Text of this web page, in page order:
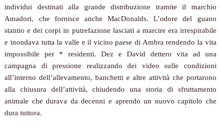
individui destinati alla grande distribuzione tramite il marchio
Amadori, che fornisce anche MacDonalds. L’odore del guano
stantio e dei corpi in putrefazione lasciati a marcire era irrespirabile
e inondava tutta la valle e il vicino paese di Ambra rendendo la vita
impossibile per * residenti. Dez e David dettero vita ad una
campagna di pressione realizzando dei video sulle condizioni
all’interno dell’allevamento, banchetti e altre attività che portarono
alla chiusura dell’attività, chiudendo una storia di sfruttamento
animale che durava da decenni e aprendo un nuovo capitolo che
dura tuttora.